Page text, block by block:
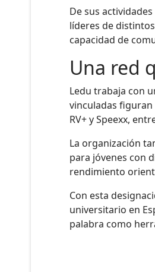
De sus
líderes de
capacidad de
Una red
Ledu trabaja con
vinculadas figuran
RV+ y Speexx,
La organización
para jóvenes con
rendimiento
Con esta
universitario en
palabra como